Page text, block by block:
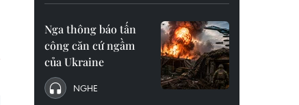
Nga thông báo tấn
công căn cứ ngầm
của Ukraine
NGHE